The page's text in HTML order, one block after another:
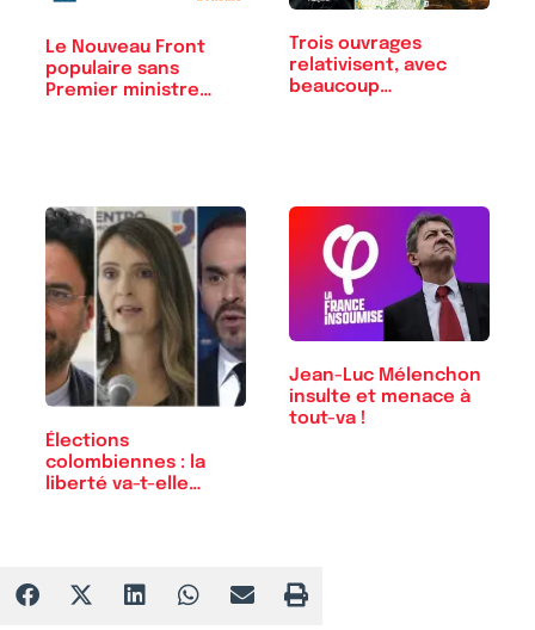
Le Nouveau Front
populaire sans
Premier ministre…
Trois ouvrages
relativisent, avec
beaucoup…
Élections
colombiennes : la
liberté va-t-elle…
Jean-Luc Mélenchon
insulte et menace à
tout-va !